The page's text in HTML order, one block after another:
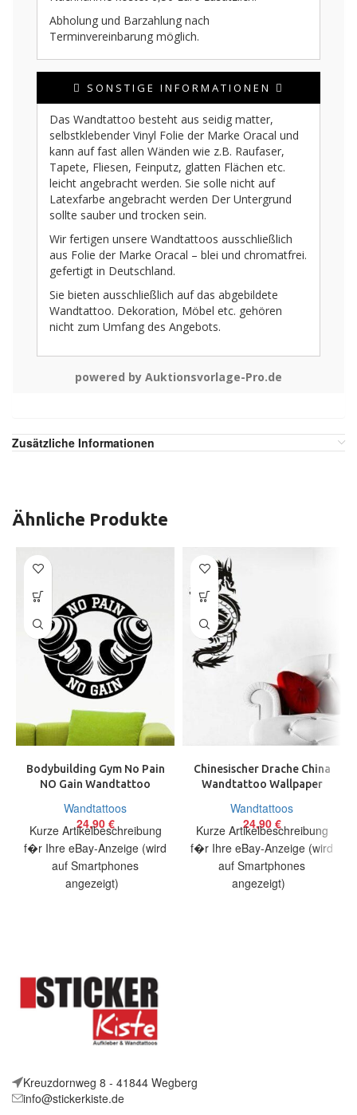
Abholung und Barzahlung nach
Terminvereinbarung möglich.
SONSTIGE INFORMATIONEN
Das Wandtattoo besteht aus seidig matter,
selbstklebender Vinyl Folie der Marke Oracal und
kann auf fast allen Wänden wie z.B. Raufaser,
Tapete, Fliesen, Feinputz, glatten Flächen etc.
leicht angebracht werden. Sie solle nicht auf
Latexfarbe angebracht werden Der Untergrund
sollte sauber und trocken sein.
Wir fertigen unsere Wandtattoos ausschließlich
aus Folie der Marke Oracal – blei und chromatfrei.
gefertigt in Deutschland.
Sie bieten ausschließlich auf das abgebildete
Wandtattoo. Dekoration, Möbel etc. gehören
nicht zum Umfang des Angebots.
powered by Auktionsvorlage-Pro.de
Zusätzliche Informationen
Ähnliche Produkte
Bodybuilding Gym No Pain
NO Gain Wandtattoo
58 x 63 cm
Wandtattoos
24,90 €
Kurze Artikelbeschreibung
f�r Ihre eBay-Anzeige (wird
auf Smartphones
angezeigt)
Chinesischer Drache China
Wandtattoo Wallpaper
Dragon Chinese
Wandtattoos
24,90 €
Kurze Artikelbeschreibung
f�r Ihre eBay-Anzeige (wird
auf Smartphones
angezeigt)
Kreuzdornweg 8 - 41844 Wegberg
info@stickerkiste.de